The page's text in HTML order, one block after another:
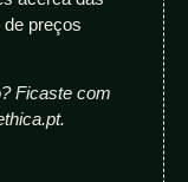
preços
Ficaste com